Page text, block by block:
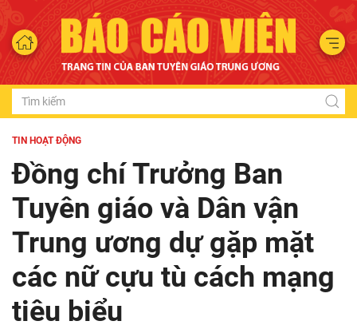
TIN HOẠT ĐỘNG
Đồng chí Trưởng Ban
Tuyên giáo và Dân vận
Trung ương dự gặp mặt
các nữ cựu tù cách mạng
tiêu biểu